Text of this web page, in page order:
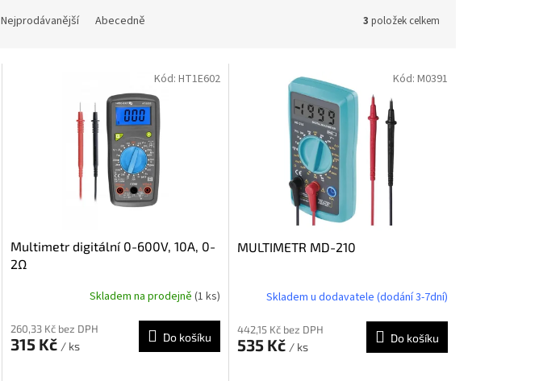
Nejprodávanější Abecedně 3 položek celkem
Multimetr digitální 0-600V, 10A, 0-
2Ω
Skladem na prodejně (1 ks)
260,33 Kč bez DPH
315 Kč / ks
Do košíku
Kód: HT1E602
MULTIMETR MD-210
Skladem u dodavatele (dodání 3-7dní)
442,15 Kč bez DPH
535 Kč / ks
Do košíku
Kód: M0391